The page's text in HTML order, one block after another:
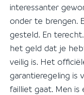
interessanter
onder te brengen.
gesteld. En
het geld dat je
veilig is. Het
garantieregeling is
failliet gaat. Men is